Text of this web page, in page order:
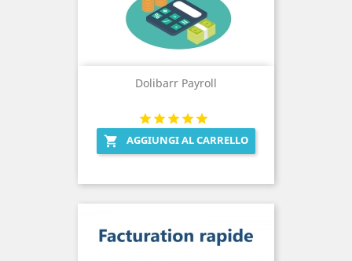
Dolibarr Payroll
 AGGIUNGI AL CARRELLO